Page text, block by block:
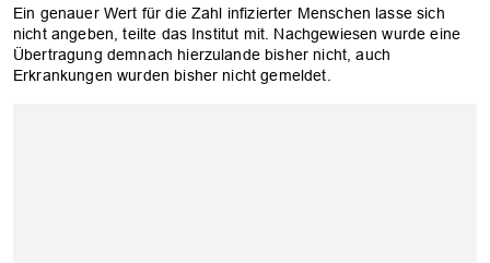
Ein genauer Wert für die Zahl infizierter Menschen lasse sich
nicht angeben, teilte das Institut mit. Nachgewiesen wurde eine
Übertragung demnach hierzulande bisher nicht, auch
Erkrankungen wurden bisher nicht gemeldet.